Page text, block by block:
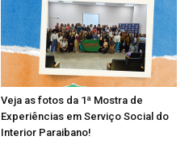
Veja as fotos da 1ª Mostra de
Experiências em Serviço Social do
Interior Paraibano!